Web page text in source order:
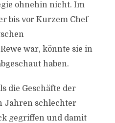
ohnehin nicht. Im
bis vor Kurzem Chef
war, könnte sie in
haben.
die Geschäfte der
Jahren schlechter
gegriffen und damit